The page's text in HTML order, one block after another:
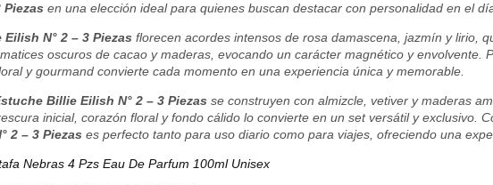
Piezas en una elección ideal para quienes buscan destacar con personalidad en el
N° 2 – 3 Piezas florecen acordes intensos de rosa damascena, jazmín y lirio,
oscuros de cacao y maderas, evocando un carácter magnético y envolvente.
y gourmand convierte cada momento en una experiencia única y memorable.
Billie Eilish N° 2 – 3 Piezas se construyen con almizcle, vetiver y maderas
inicial, corazón floral y fondo cálido lo convierte en un set versátil y exclusivo.
2 – 3 Piezas es perfecto tanto para uso diario como para viajes, ofreciendo una
Nebras 4 Pzs Eau De Parfum 100ml Unisex